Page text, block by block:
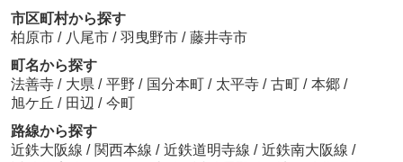
市区町村から探す
柏原市 / 八尾市 / 羽曳野市 / 藤井寺市
町名から探す
法善寺 / 大県 / 平野 / 国分本町 / 太平寺 / 古町 / 本郷 /
旭ケ丘 / 田辺 / 今町
路線から探す
近鉄大阪線 / 関西本線 / 近鉄道明寺線 / 近鉄南大阪線 /